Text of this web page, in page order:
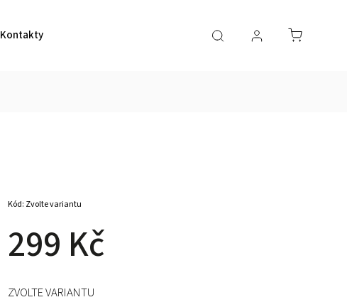
Kontakty
299 Kč
Kód: Zvolte variantu
ZVOLTE VARIANTU